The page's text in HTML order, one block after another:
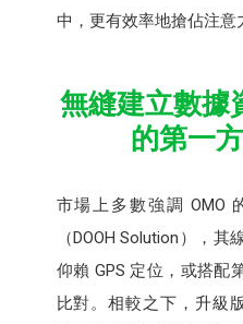
中，更有效率地搶佔注意
無縫建立數據
的第一
市場上多數強調 OMO
（DOOH Solution），
仰賴 GPS 定位，或搭配
比對。相較之下，升級